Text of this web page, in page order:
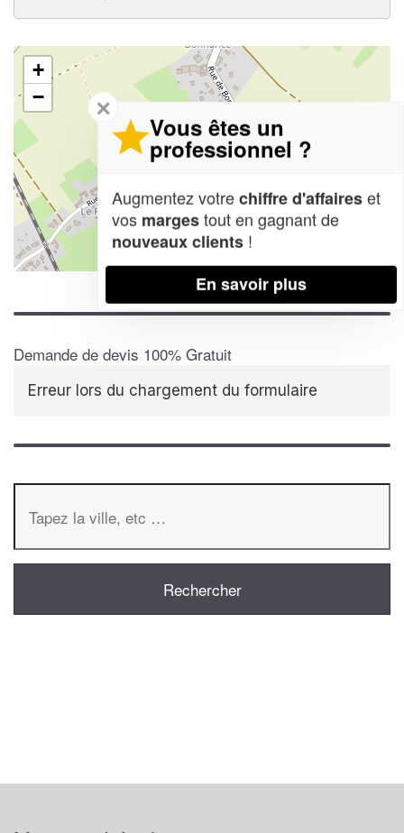
+
−
Leaflet| Map data ©OpenStreetMap contributors,CC-BY-SA
Demande de devis 100% Gratuit
Erreur lors du chargement du formulaire
✕
Vous êtes un
professionnel ?
Augmentez votrechiffre d'affaireset
vos margestout en gagnant de
nouveaux clients !
En savoir plus